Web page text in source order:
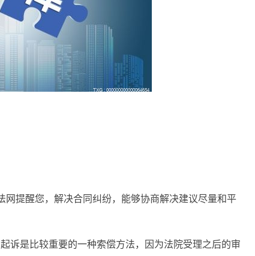
提醒您，解决合同纠纷，能够协商解决建议尽量和平
诉是比较重要的一种索偿方法，因为法院受理之后的审